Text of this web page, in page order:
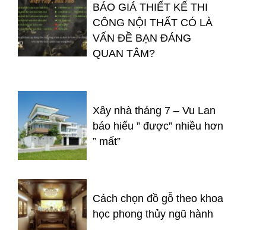
BÁO GIÁ THIẾT KẾ THI
CÔNG NỘI THẤT CÓ LÀ
VẤN ĐỀ BẠN ĐÁNG
QUAN TÂM?
Xây nhà tháng 7 – Vu Lan
báo hiếu ” được” nhiều hơn
” mất”
Cách chọn đồ gỗ theo khoa
học phong thủy ngũ hành